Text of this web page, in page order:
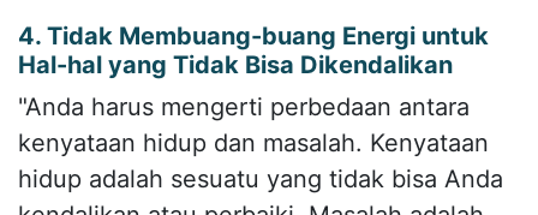
4. Tidak Membuang-buang Energi untuk
Hal-hal yang Tidak Bisa Dikendalikan
"Anda harus mengerti perbedaan antara
kenyataan hidup dan masalah. Kenyataan
hidup adalah sesuatu yang tidak bisa Anda